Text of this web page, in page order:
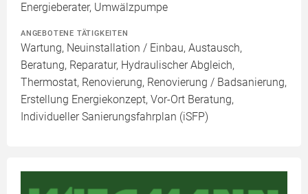
Energieberater, Umwälzpumpe
ANGEBOTENE TÄTIGKEITEN
Wartung, Neuinstallation / Einbau, Austausch,
Beratung, Reparatur, Hydraulischer Abgleich,
Thermostat, Renovierung, Renovierung / Badsanierung,
Erstellung Energiekonzept, Vor-Ort Beratung,
Individueller Sanierungsfahrplan (iSFP)